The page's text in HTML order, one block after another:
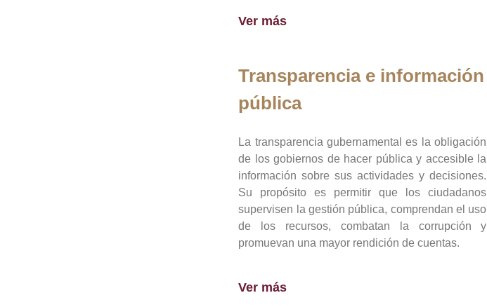
Ver más
Transparencia e información
pública
La transparencia gubernamental es la obligación
de los gobiernos de hacer pública y accesible la
información sobre sus actividades y decisiones.
Su propósito es permitir que los ciudadanos
supervisen la gestión pública, comprendan el uso
de los recursos, combatan la corrupción y
promuevan una mayor rendición de cuentas.
Ver más